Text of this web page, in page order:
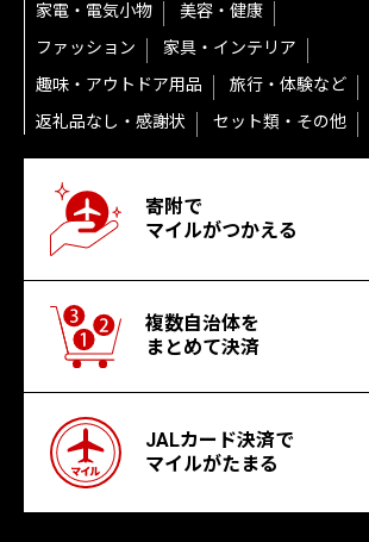
家電・電気小物
美容・健康
ファッション
家具・インテリア
趣味・アウトドア用品
旅行・体験など
返礼品なし・感謝状
セット類・その他
寄附で
マイルがつかえる
複数自治体を
まとめて決済
JALカード決済で
マイルがたまる